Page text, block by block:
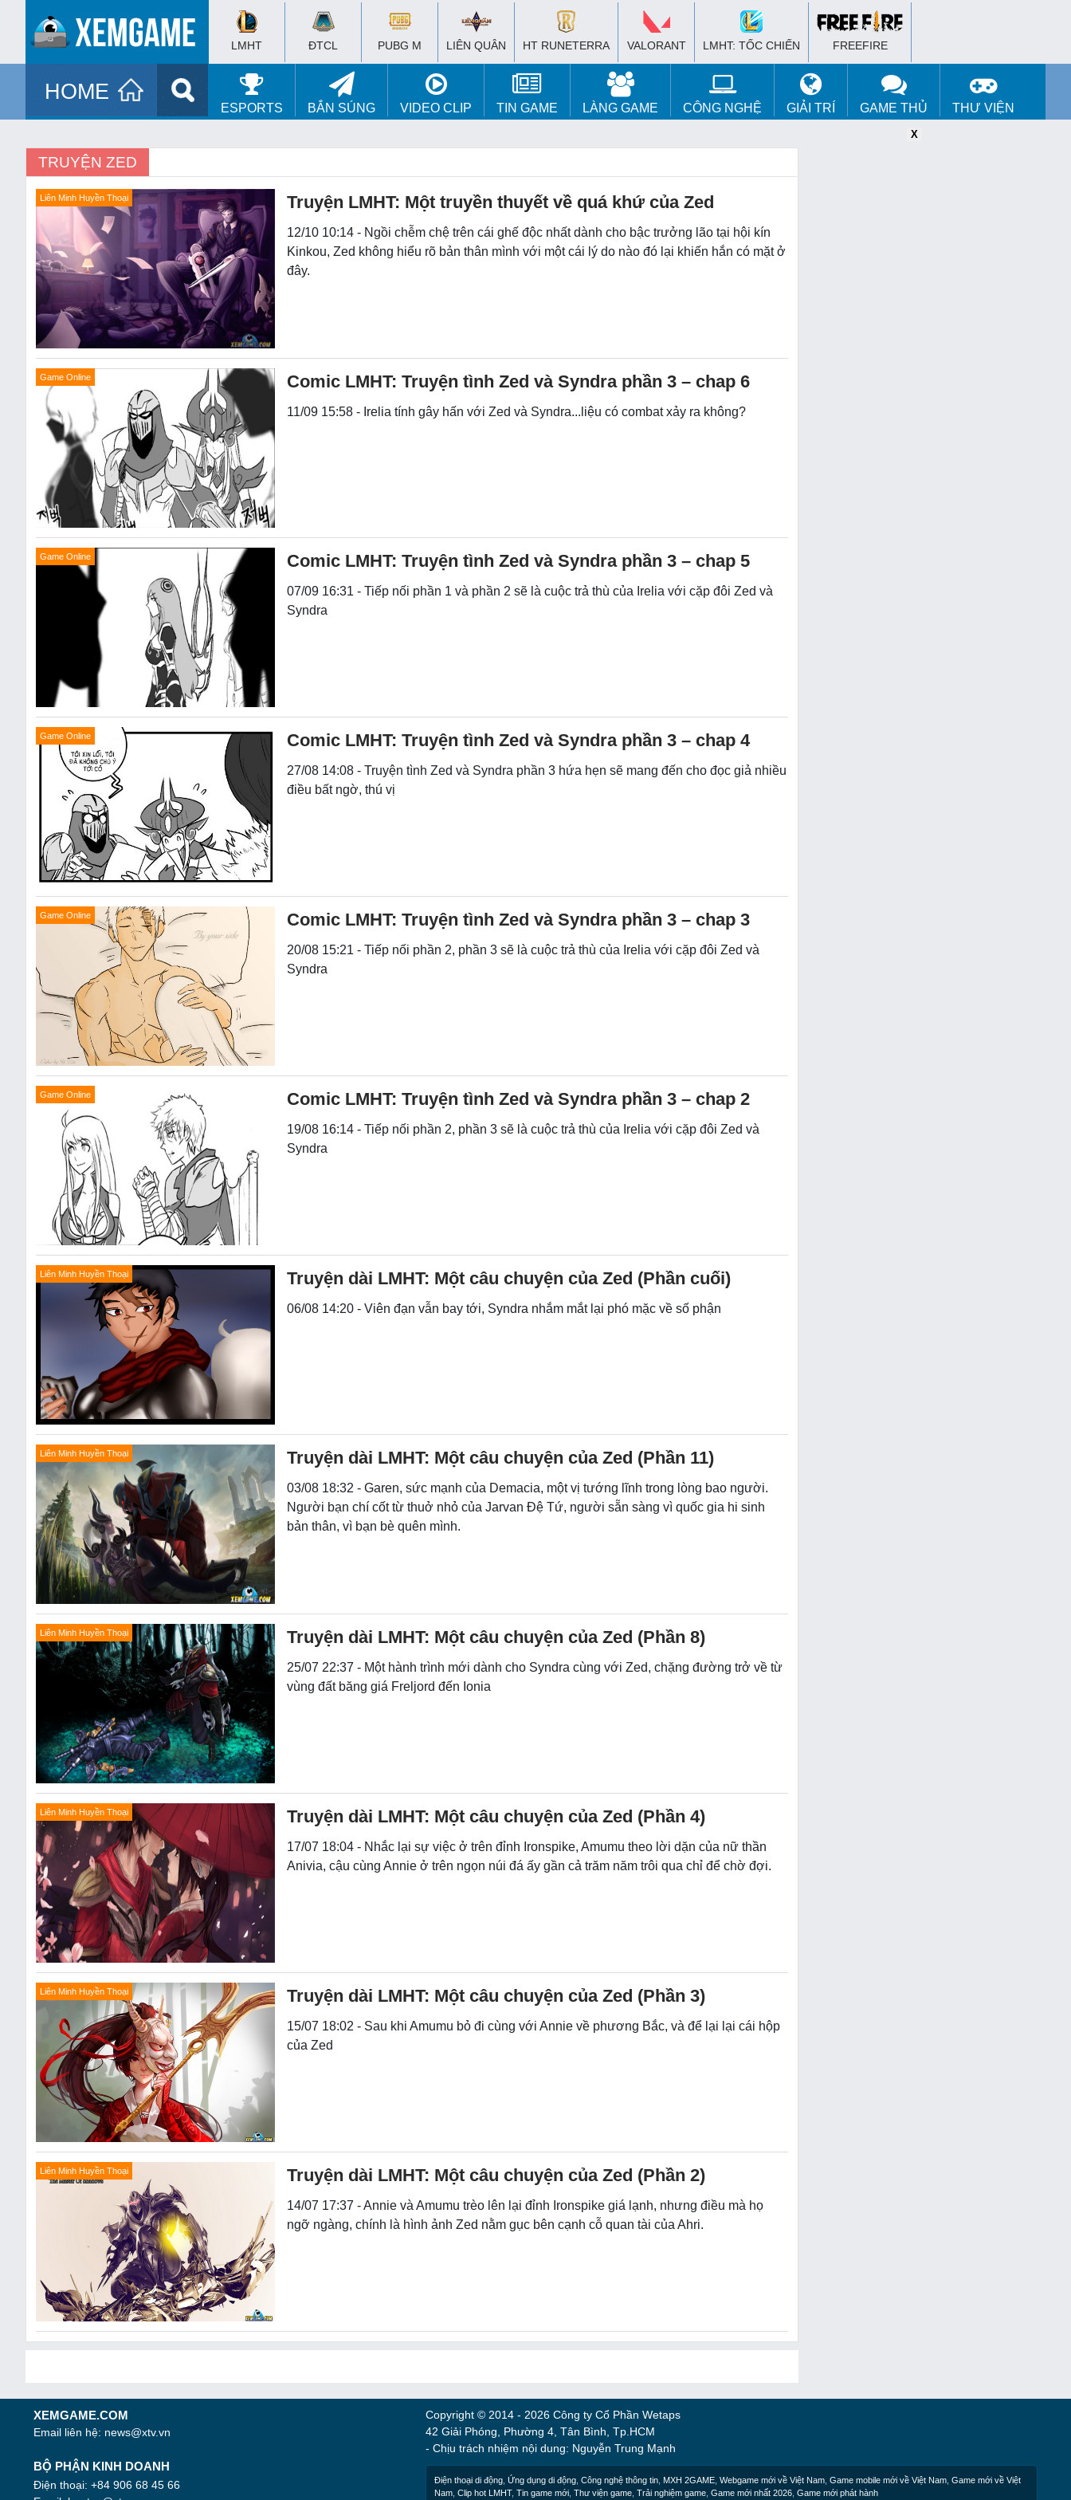
LMHT ĐTCL PUBG M LIÊN QUÂN HT RUNETERRA VALORANT LMHT: TỐC CHIẾN FREEFIRE
HOME
ESPORTS BẮN SÚNG VIDEO CLIP TIN GAME LÀNG GAME CÔNG NGHỆ GIẢI TRÍ GAME THỦ THƯ VIỆN
X
TRUYỆN ZED
Liên Minh Huyền Thoại Truyện LMHT: Một truyền thuyết về quá khứ của Zed
12/10 10:14 - Ngồi chễm chệ trên cái ghế độc nhất dành cho bậc trưởng lão tại hội kín
Kinkou, Zed không hiểu rõ bản thân mình với một cái lý do nào đó lại khiến hắn có mặt ở
đây.
Game Online Comic LMHT: Truyện tình Zed và Syndra phần 3 – chap 6
11/09 15:58 - Irelia tính gây hấn với Zed và Syndra...liệu có combat xảy ra không?
Game Online Comic LMHT: Truyện tình Zed và Syndra phần 3 – chap 5
07/09 16:31 - Tiếp nối phần 1 và phần 2 sẽ là cuộc trả thù của Irelia với cặp đôi Zed và
Syndra
Game Online Comic LMHT: Truyện tình Zed và Syndra phần 3 – chap 4
27/08 14:08 - Truyện tình Zed và Syndra phần 3 hứa hẹn sẽ mang đến cho đọc giả nhiều
điều bất ngờ, thú vị
Game Online Comic LMHT: Truyện tình Zed và Syndra phần 3 – chap 3
20/08 15:21 - Tiếp nối phần 2, phần 3 sẽ là cuộc trả thù của Irelia với cặp đôi Zed và
Syndra
Game Online Comic LMHT: Truyện tình Zed và Syndra phần 3 – chap 2
19/08 16:14 - Tiếp nối phần 2, phần 3 sẽ là cuộc trả thù của Irelia với cặp đôi Zed và
Syndra
Liên Minh Huyền Thoại Truyện dài LMHT: Một câu chuyện của Zed (Phần cuối)
06/08 14:20 - Viên đạn vẫn bay tới, Syndra nhắm mắt lại phó mặc về số phận
Liên Minh Huyền Thoại Truyện dài LMHT: Một câu chuyện của Zed (Phần 11)
03/08 18:32 - Garen, sức mạnh của Demacia, một vị tướng lĩnh trong lòng bao người.
Người bạn chí cốt từ thuở nhỏ của Jarvan Đệ Tứ, người sẵn sàng vì quốc gia hi sinh
bản thân, vì bạn bè quên mình.
Liên Minh Huyền Thoại Truyện dài LMHT: Một câu chuyện của Zed (Phần 8)
25/07 22:37 - Một hành trình mới dành cho Syndra cùng với Zed, chặng đường trở về từ
vùng đất băng giá Freljord đến Ionia
Liên Minh Huyền Thoại Truyện dài LMHT: Một câu chuyện của Zed (Phần 4)
17/07 18:04 - Nhắc lại sự việc ở trên đỉnh Ironspike, Amumu theo lời dặn của nữ thần
Anivia, cậu cùng Annie ở trên ngọn núi đá ấy gần cả trăm năm trôi qua chỉ để chờ đợi.
Liên Minh Huyền Thoại Truyện dài LMHT: Một câu chuyện của Zed (Phần 3)
15/07 18:02 - Sau khi Amumu bỏ đi cùng với Annie về phương Bắc, và để lại lại cái hộp
của Zed
Liên Minh Huyền Thoại Truyện dài LMHT: Một câu chuyện của Zed (Phần 2)
14/07 17:37 - Annie và Amumu trèo lên lại đỉnh Ironspike giá lạnh, nhưng điều mà họ
ngỡ ngàng, chính là hình ảnh Zed nằm gục bên cạnh cỗ quan tài của Ahri.
XEMGAME.COM
Email liên hệ: news@xtv.vn
BỘ PHẬN KINH DOANH
Điện thoại: +84 906 68 45 66
Copyright © 2014 - 2026 Công ty Cổ Phần Wetaps
42 Giải Phóng, Phường 4, Tân Bình, Tp.HCM
- Chịu trách nhiệm nội dung: Nguyễn Trung Mạnh
Điện thoại di động Ứng dụng di động Công nghệ thông tin MXH 2GAME Webgame mới về Việt Nam Game mobile mới về Việt Nam Game mới về Việt
Nam Clip hot LMHT, Tin game mới Thư viện game Trải nghiệm game Game mới nhất 2026 Game mới phát hành